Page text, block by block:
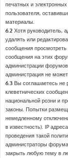
печатных и
пользователя,
материалы.
6.2 Хотя руководитель,
удалять или
сообщения
сообщения на этих
администрации
администрация не
6.3 Вы соглашаетесь не
клеветнических
национальной розни и
законы. Попытки
немедленному
в известность). IP
проведения такой
администраторы
закрыть любую тему в